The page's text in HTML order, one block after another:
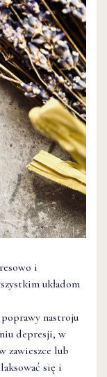
i
układom
nastroju
depresji, w
zawieszce lub
się i